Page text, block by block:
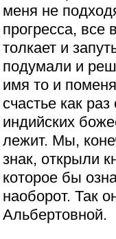
меня не
прогресса,
толкает и
подумали и
имя то и
счастье как
индийских
лежит. Мы,
знак, открыли
которое бы
наоборот. Так
Альбертовной.